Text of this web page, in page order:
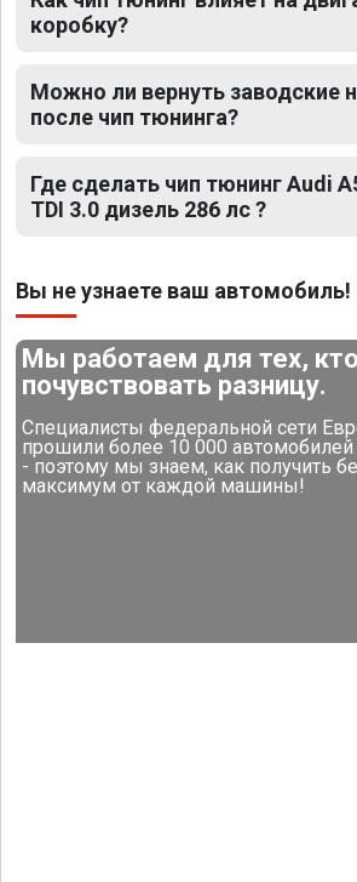
коробку?
Можно ли вернуть заводские
после чип тюнинга?
Где сделать чип тюнинг Audi
TDI 3.0 дизель 286 лс ?
Вы не узнаете ваш автомобиль!
Мы работаем для тех,
почувствовать разницу.
Специалисты федеральной сети
прошили более 10 000
- поэтому мы знаем, как получить
максимум от каждой машины!